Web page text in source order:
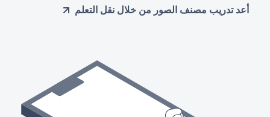
أعد تدريب مصنف الصور من خلال نقل التعلم